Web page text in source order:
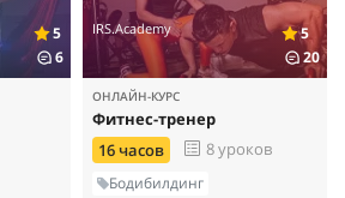
5
6
IRS.Academy
5
20
ОНЛАЙН-КУРС
Фитнес-тренер
16 часов
8 уроков
Бодибилдинг